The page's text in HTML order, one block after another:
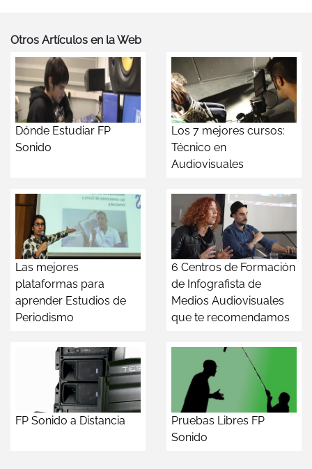
Otros Artículos en la Web
Dónde Estudiar FP
Sonido
Los 7 mejores cursos:
Técnico en
Audiovisuales
Las mejores
plataformas para
aprender Estudios de
Periodismo
6 Centros de Formación
de Infografista de
Medios Audiovisuales
que te recomendamos
FP Sonido a Distancia
Pruebas Libres FP
Sonido